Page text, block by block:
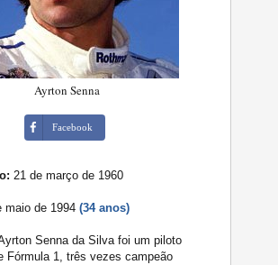
Ayrton Senna
Facebook
21 de março de 1960
maio de 1994(34 anos)
Senna da Silva foi um piloto
Fórmula 1, três vezes campeão